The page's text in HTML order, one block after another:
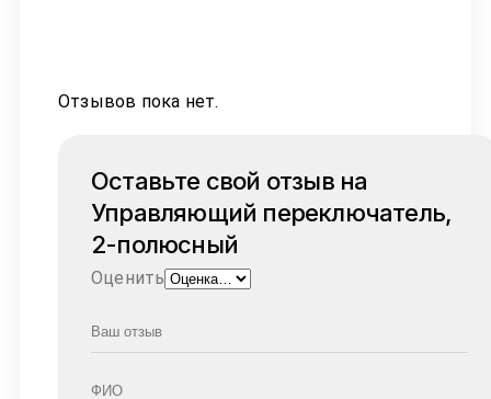
Отзывов пока нет.
Оставьте свой отзыв на
Управляющий переключатель,
2-полюсный
Оценить